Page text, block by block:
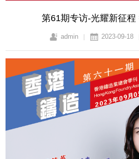
第61期专访-光耀新征程
admin | 2023-09-18